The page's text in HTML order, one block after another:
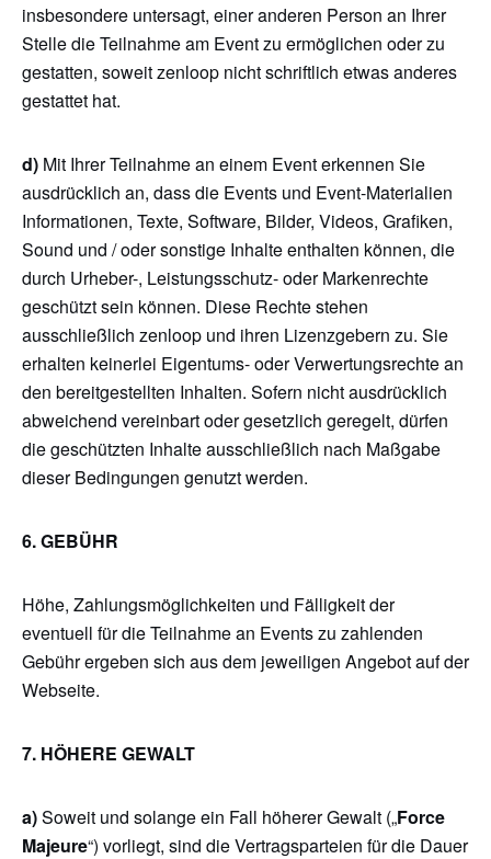
insbesondere untersagt, einer anderen Person an Ihrer
Stelle die Teilnahme am Event zu ermöglichen oder zu
gestatten, soweit zenloop nicht schriftlich etwas anderes
gestattet hat.
d) Mit Ihrer Teilnahme an einem Event erkennen Sie
ausdrücklich an, dass die Events und Event-Materialien
Informationen, Texte, Software, Bilder, Videos, Grafiken,
Sound und / oder sonstige Inhalte enthalten können, die
durch Urheber-, Leistungsschutz- oder Markenrechte
geschützt sein können. Diese Rechte stehen
ausschließlich zenloop und ihren Lizenzgebern zu. Sie
erhalten keinerlei Eigentums- oder Verwertungsrechte an
den bereitgestellten Inhalten. Sofern nicht ausdrücklich
abweichend vereinbart oder gesetzlich geregelt, dürfen
die geschützten Inhalte ausschließlich nach Maßgabe
dieser Bedingungen genutzt werden.
6. GEBÜHR
Höhe, Zahlungsmöglichkeiten und Fälligkeit der
eventuell für die Teilnahme an Events zu zahlenden
Gebühr ergeben sich aus dem jeweiligen Angebot auf der
Webseite.
7. HÖHERE GEWALT
a)Soweit und solange ein Fall höherer Gewalt („Force
Majeure“) vorliegt, sind die Vertragsparteien für die Dauer